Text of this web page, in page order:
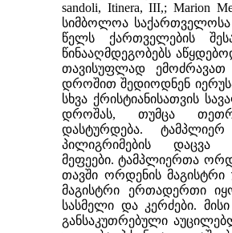
sandoli, Itinera, III,; Marion
სიმბოლოა
წელს ქართველების
წინააღმდეგობებს
თავისუფლად
დროშით შედიოდნენ
სხვა ქრისტიანისათვის
დროშას, თუმცა
დასტურდება.
პილიგრიმების
მეფეები. ტამპლიერთა
თავში ორდენის მაგისტრი
მაგისტრი ერთადერთი
სასმელი და კერძები.
განსაკუთრებული